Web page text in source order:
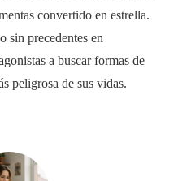
convertido en estrella.
sin precedentes en
a buscar formas de
peligrosa de sus vidas.